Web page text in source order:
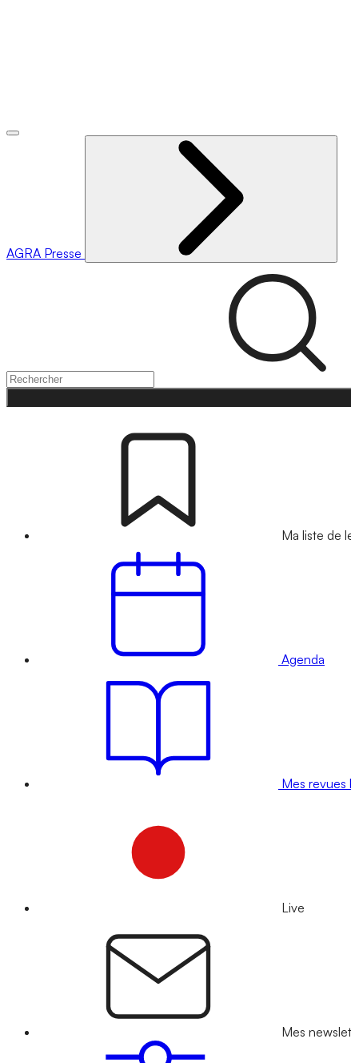
AGRA Presse
Ma liste de
Agenda
Mes revues
Live
Mes